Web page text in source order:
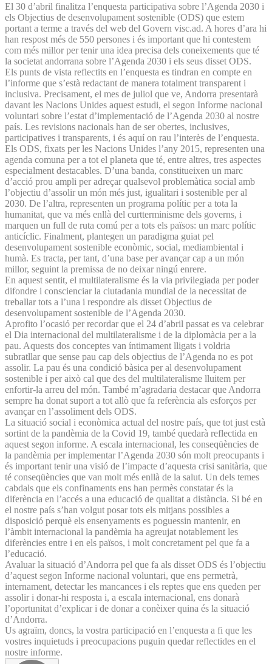
El 30 d’abril finalitza l’enquesta participativa sobre l’Agenda 2030 i
els Objectius de desenvolupament sostenible (ODS) que estem
portant a terme a través del web del Govern visc.ad. A hores d’ara hi
han respost més de 550 persones i és important que hi contestem
com més millor per tenir una idea precisa dels coneixements que té
la societat andorrana sobre l’Agenda 2030 i els seus disset ODS.
Els punts de vista reflectits en l’enquesta es tindran en compte en
l’informe que s’està redactant de manera totalment transparent i
inclusiva. Precisament, el mes de juliol que ve, Andorra presentarà
davant les Nacions Unides aquest estudi, el segon Informe nacional
voluntari sobre l’estat d’implementació de l’Agenda 2030 al nostre
país. Les revisions nacionals han de ser obertes, inclusives,
participatives i transparents, i és aquí on rau l’interès de l’enquesta.
Els ODS, fixats per les Nacions Unides l’any 2015, representen una
agenda comuna per a tot el planeta que té, entre altres, tres aspectes
especialment destacables. D’una banda, constitueixen un marc
d’acció prou ampli per adreçar qualsevol problemàtica social amb
l’objectiu d’assolir un món més just, igualitari i sostenible per al
2030. De l’altra, representen un programa polític per a tota la
humanitat, que va més enllà del curtterminisme dels governs, i
marquen un full de ruta comú per a tots els països: un marc polític
anticíclic. Finalment, plantegen un paradigma guiat pel
desenvolupament sostenible econòmic, social, mediambiental i
humà. Es tracta, per tant, d’una base per avançar cap a un món
millor, seguint la premissa de no deixar ningú enrere.
En aquest sentit, el multilateralisme és la via privilegiada per poder
difondre i conscienciar la ciutadania mundial de la necessitat de
treballar tots a l’una i respondre als disset Objectius de
desenvolupament sostenible de l’Agenda 2030.
Aprofito l’ocasió per recordar que el 24 d’abril passat es va celebrar
el Dia internacional del multilateralisme i de la diplomàcia per a la
pau. Aquests dos conceptes van íntimament lligats i voldria
subratllar que sense pau cap dels objectius de l’Agenda no es pot
assolir. La pau és una condició bàsica per al desenvolupament
sostenible i per això cal que des del multilateralisme lluitem per
enfortir-la arreu del món. També m’agradaria destacar que Andorra
sempre ha donat suport a tot allò que fa referència als esforços per
avançar en l’assoliment dels ODS.
La situació social i econòmica actual del nostre país, que tot just està
sortint de la pandèmia de la Covid 19, també quedarà reflectida en
aquest segon informe. A escala internacional, les conseqüències de
la pandèmia per implementar l’Agenda 2030 són molt preocupants i
és important tenir una visió de l’impacte d’aquesta crisi sanitària, que
té conseqüències que van molt més enllà de la salut. Un dels temes
cabdals que els confinaments ens han permès constatar és la
diferència en l’accés a una educació de qualitat a distància. Si bé en
el nostre país s’han volgut posar tots els mitjans possibles a
disposició perquè els ensenyaments es poguessin mantenir, en
l’àmbit internacional la pandèmia ha agreujat notablement les
diferències entre i en els països, i molt concretament pel que fa a
l’educació.
Avaluar la situació d’Andorra pel que fa als disset ODS és l’objectiu
d’aquest segon Informe nacional voluntari, que ens permetrà,
internament, detectar les mancances i els reptes que ens queden per
assolir i donar-hi resposta i, a escala internacional, ens donarà
l’oportunitat d’explicar i de donar a conèixer quina és la situació
d’Andorra.
Us agraïm, doncs, la vostra participació en l’enquesta a fi que les
vostres inquietuds i preocupacions puguin quedar reflectides en el
nostre informe.